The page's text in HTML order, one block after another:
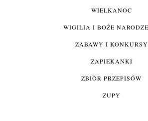
WIELKANOC
WIGILIA I BOŻE
ZABAWY I KONKURSY
ZAPIEKANKI
ZBIÓR PRZEPISÓW
ZUPY